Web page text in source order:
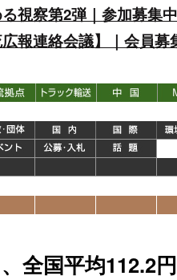
視察第2弾｜参加募集中
報連絡会議】｜会員募
全国平均112.2円